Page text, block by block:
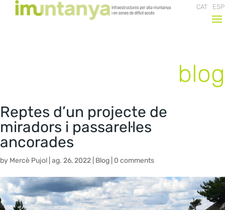
CAT ESP
blog
Reptes d’un projecte de
miradors i passarel·les
ancorades
by Mercè Pujol ag. 26, 2022 Blog 0 comments